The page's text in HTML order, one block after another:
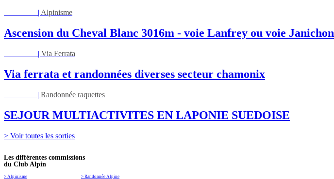
| Alpinisme
Ascension du Cheval Blanc 3016m - voie Lanfrey ou voie Janichon
| Via Ferrata
Via ferrata et randonnées diverses secteur chamonix
| Randonnée raquettes
SEJOUR MULTIACTIVITES EN LAPONIE SUEDOISE
> Voir toutes les sorties
Les différentes commissions
du Club Alpin
> Alpinisme > Randonnée Alpine